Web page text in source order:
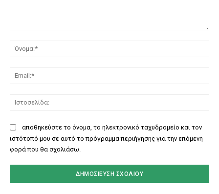
αποθηκεύστε το όνομα, το ηλεκτρονικό ταχυδρομείο και τον
ιστότοπό μου σε αυτό το πρόγραμμα περιήγησης για την επόμενη
φορά που θα σχολιάσω.